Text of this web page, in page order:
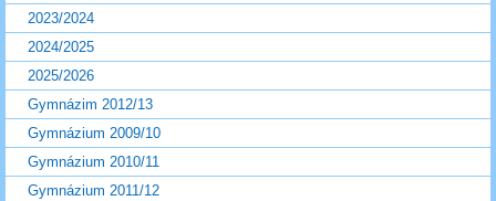
2023/2024
2024/2025
2025/2026
Gymnázim 2012/13
Gymnázium 2009/10
Gymnázium 2010/11
Gymnázium 2011/12